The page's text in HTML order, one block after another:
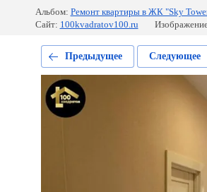
Альбом: Ремонт квартиры в ЖК "Sky
Сайт: 100kvadratov100.ru
Предыдущее Следующее